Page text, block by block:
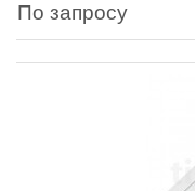
По запросу